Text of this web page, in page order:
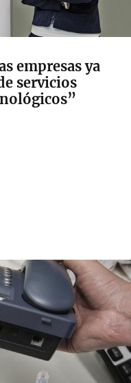
empresas ya
servicios